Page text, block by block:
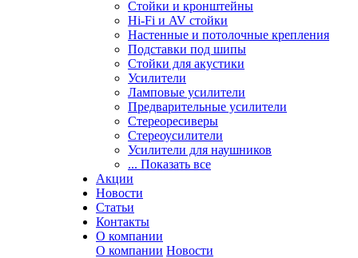
Стойки и кронштейны
Hi-Fi и AV стойки
Настенные и потолочные крепления
Подставки под шипы
Стойки для акустики
Усилители
Ламповые усилители
Предварительные усилители
Стереоресиверы
Стереоусилители
Усилители для наушников
... Показать все
Акции
Новости
Статьи
Контакты
О компании
О компании Новости